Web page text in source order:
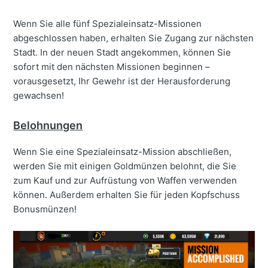
Wenn Sie alle fünf Spezialeinsatz-Missionen
abgeschlossen haben, erhalten Sie Zugang zur nächsten
Stadt. In der neuen Stadt angekommen, können Sie
sofort mit den nächsten Missionen beginnen –
vorausgesetzt, Ihr Gewehr ist der Herausforderung
gewachsen!
Belohnungen
Wenn Sie eine Spezialeinsatz-Mission abschließen,
werden Sie mit einigen Goldmünzen belohnt, die Sie
zum Kauf und zur Aufrüstung von Waffen verwenden
können. Außerdem erhalten Sie für jeden Kopfschuss
Bonusmünzen!